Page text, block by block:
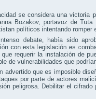
se considera una victoria
Bozakov, portavoz de
políticos intentando
debate, había sido
con esta legislación es
requerir la instalación de
de vulnerabilidades que
advertido que es imposible
por parte de actores
peligrosa. Debilitar el